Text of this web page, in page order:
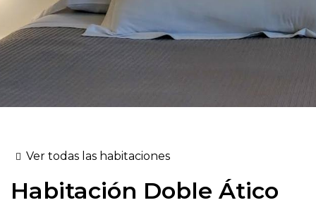
Ver todas las habitaciones
Habitación Doble Ático